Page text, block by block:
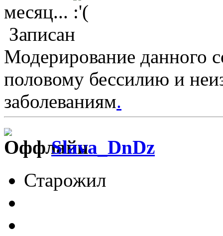
месяц...
Записан
Модерирование данного
половому бессилию и
заболеваниям.
Slava_DnDz
Старожил